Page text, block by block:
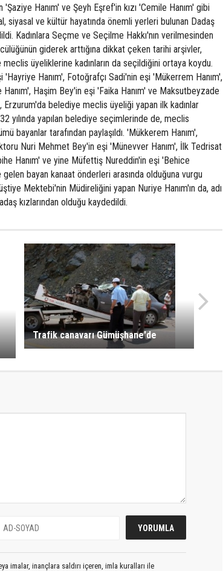
'Şaziye Hanım' ve Şeyh Eşref'in kızı 'Cemile Hanım' gibi
siyasal ve kültür hayatında önemli yerleri bulunan Dadaş
Kadınlara Seçme ve Seçilme Hakkı'nın verilmesinden
giderek arttığına dikkat çeken tarihi arşivler,
üyeliklerine kadınların da seçildiğini ortaya koydu.
'Hayriye Hanım', Fotoğrafçı Sadi'nin eşi 'Mükerrem Hanım',
Hanım', Haşim Bey'in eşi 'Faika Hanım' ve Maksutbeyzade
Erzurum'da belediye meclis üyeliği yapan ilk kadınlar
yılında yapılan belediye seçimlerinde de, meclis
bayanlar tarafından paylaşıldı. 'Mükkerem Hanım',
Nuri Mehmet Bey'in eşi 'Münevver Hanım', İlk Tedrisat
Hanım' ve yine Müfettiş Nureddin'in eşi 'Behice
gelen bayan kanaat önderleri arasında olduğuna vurgu
Mektebi'nin Müdireliğini yapan Nuriye Hanım'ın da, adı
kızlarından olduğu kaydedildi.
Trafik canavarı Gümüşhane'de
imalar, inançlara saldırı içeren, imla kuralları ile